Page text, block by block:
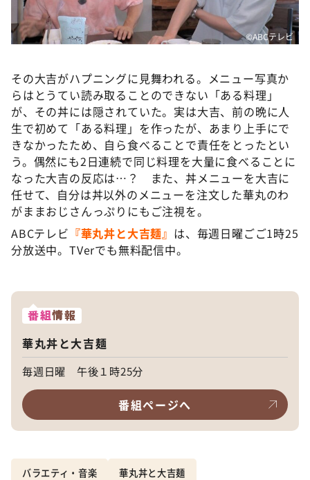
©️ABCテレビ
その大吉がハプニングに見舞われる。メニュー写真か
らはとうてい読み取ることのできない「ある料理」
が、その丼には隠されていた。実は大吉、前の晩に人
生で初めて「ある料理」を作ったが、あまり上手にで
きなかったため、自ら食べることで責任をとったとい
う。偶然にも2日連続で同じ料理を大量に食べることに
なった大吉の反応は…？ また、丼メニューを大吉に
任せて、自分は丼以外のメニューを注文した華丸のわ
がままおじさんっぷりにもご注視を。
ABCテレビ 『華丸丼と大吉麺』 は、毎週日曜ごご1時25
分放送中。TVerでも無料配信中。
番組情報
華丸丼と大吉麺
毎週日曜 午後１時25分
番組ページへ
バラエティ・音楽 華丸丼と大吉麺